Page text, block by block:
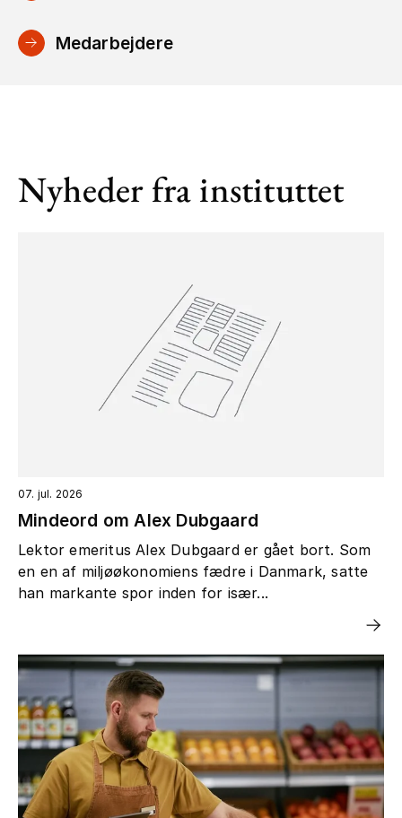
Medarbejdere
Nyheder fra instituttet
07. jul. 2026
Mindeord om Alex Dubgaard
Lektor emeritus Alex Dubgaard er gået bort. Som
en en af miljøøkonomiens fædre i Danmark, satte
han markante spor inden for især...